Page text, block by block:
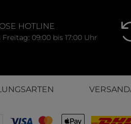
HOTLINE
09:00 bis 17:00 Uhr